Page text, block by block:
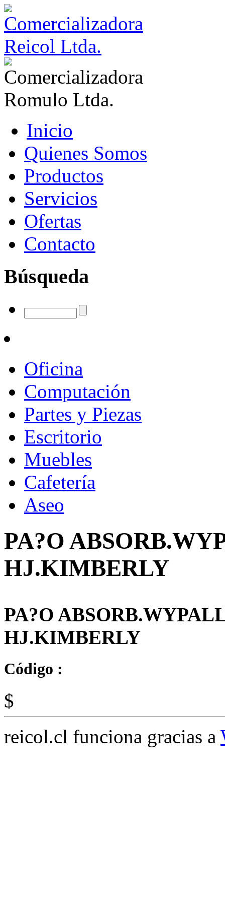
Inicio
Quienes Somos
Productos
Servicios
Ofertas
Contacto
Búsqueda
Oficina
Computación
Partes y Piezas
Escritorio
Muebles
Cafetería
Aseo
PA?O
HJ.KIMBERLY
PA?O
HJ.KIMBERLY
Código :
$
reicol.cl funciona gracias a